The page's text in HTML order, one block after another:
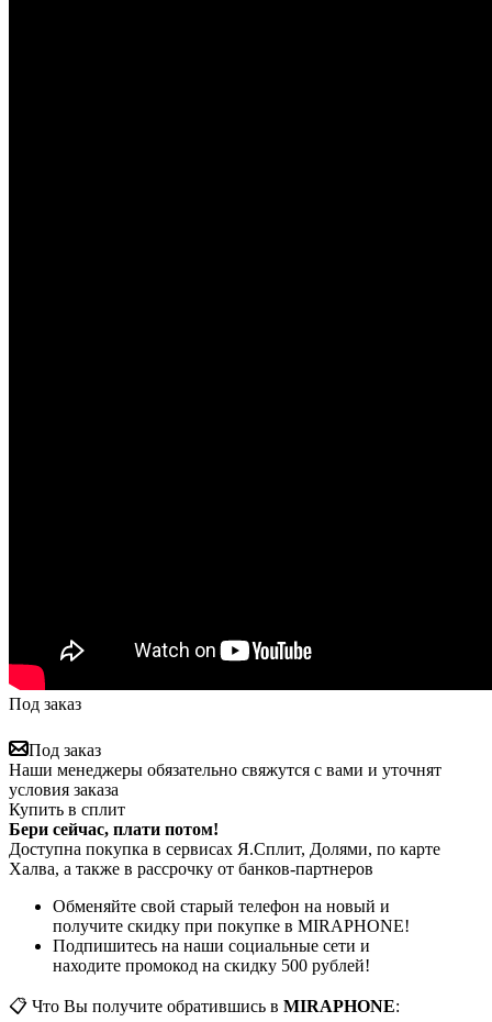
Под заказ
Под заказ
Наши менеджеры обязательно свяжутся с вами и уточнят
условия заказа
Купить в сплит
Бери сейчас, плати потом!
Доступна покупка в сервисах Я.Сплит, Долями, по карте
Халва, а также в рассрочку от банков-партнеров
Обменяйте свой старый телефон на новый и
получите скидку при покупке в MIRAPHONE!
Подпишитесь на наши социальные сети и
находите промокод на скидку 500 рублей!
📋 Что Вы получите обратившись в MIRAPHONE: